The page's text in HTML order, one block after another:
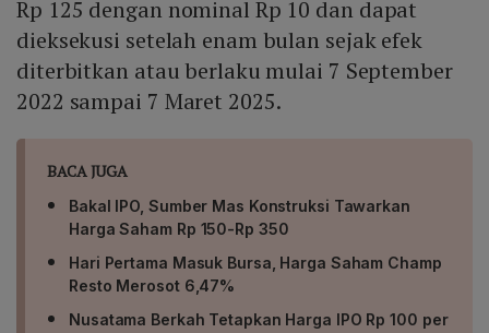
Rp 125 dengan nominal Rp 10 dan dapat
dieksekusi setelah enam bulan sejak efek
diterbitkan atau berlaku mulai 7 September
2022 sampai 7 Maret 2025.
BACA JUGA
Bakal IPO, Sumber Mas Konstruksi Tawarkan
Harga Saham Rp 150-Rp 350
Hari Pertama Masuk Bursa, Harga Saham Champ
Resto Merosot 6,47%
Nusatama Berkah Tetapkan Harga IPO Rp 100 per